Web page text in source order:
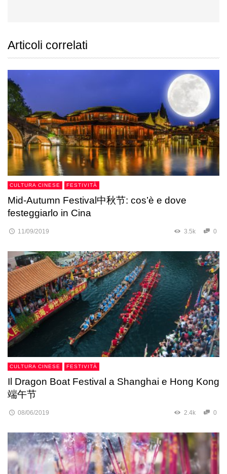
Articoli correlati
CULTURA CINESE FESTIVITÀ
Mid-Autumn Festival中秋节: cos’è e dove
festeggiarlo in Cina
11/09/2019 3.5k 0
CULTURA CINESE FESTIVITÀ
Il Dragon Boat Festival a Shanghai e Hong Kong
端午节
08/06/2019 2.4k 0